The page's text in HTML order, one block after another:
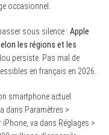
occasionnel.
sous silence : Apple
les régions et les
persiste. Pas mal de
en français en 2026.
smartphone actuel
dans Paramètres >
va dans Réglages >